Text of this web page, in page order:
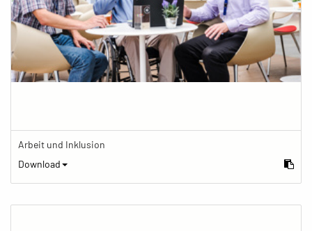
Arbeit und Inklusion
Download